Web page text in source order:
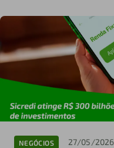
NEGÓCIOS 27/05/2026